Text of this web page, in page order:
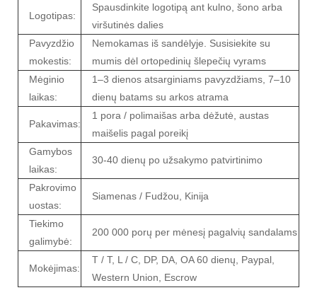
Logotipas:
Spausdinkite logotipą ant kulno, šono arba
viršutinės dalies
Pavyzdžio
mokestis:
Nemokamas iš sandėlyje. Susisiekite su
mumis dėl ortopedinių šlepečių vyrams
Mėginio
laikas:
1–3 dienos atsarginiams pavyzdžiams, 7–10
dienų batams su arkos atrama
Pakavimas:
1 pora / polimaišas arba dėžutė, austas
maišelis pagal poreikį
Gamybos
laikas:
30-40 dienų po užsakymo patvirtinimo
Pakrovimo
uostas:
Siamenas / Fudžou, Kinija
Tiekimo
galimybė:
200 000 porų per mėnesį pagalvių sandalams
Mokėjimas:
T / T, L / C, DP, DA, OA 60 dienų, Paypal,
Western Union, Escrow